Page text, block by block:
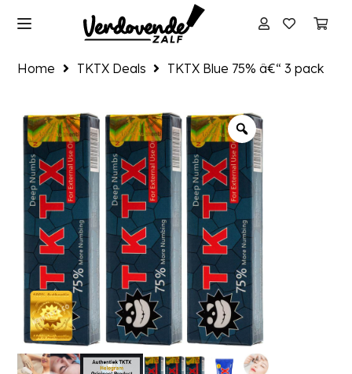
Home TKTX Deals TKTX Blue 75% â€“ 3 pack